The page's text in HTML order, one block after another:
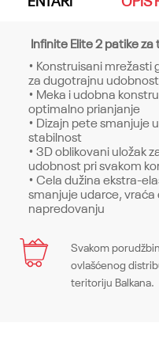
Infinite Elite 2 patike za
• Konstruisani mrežasti
za dugotrajnu udobnost
• Meka i udobna
optimalno prianjanje
• Dizajn pete smanjuje
stabilnost
• 3D oblikovani uložak
udobnost pri svakom
• Cela dužina ekstra-
smanjuje udarce, vraća
napredovanju
Karakteristika
Kategorija
Ime/Nadimak
Svakom
ovlašćenog
teritoriju Balkana.